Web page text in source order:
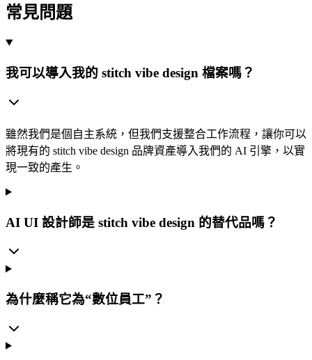
常見問題
我可以導入我的 stitch vibe design 檔案嗎？
雖然我們是個自主系統，但我們支援整合工作流程，讓你可以
將現有的 stitch vibe design 品牌資產導入我們的 AI 引擎，以實
現一致的產生。
AI UI 設計師是 stitch vibe design 的替代品嗎？
為什麼稱它為“數位員工”？